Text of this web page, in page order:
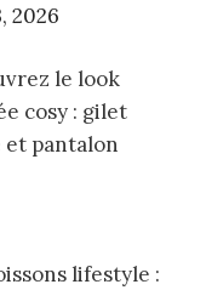
2026
le look
cosy : gilet
et pantalon
lifestyle :